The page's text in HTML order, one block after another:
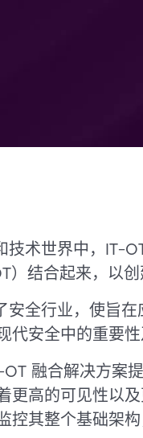
技术世界中，IT-
）结合起来，以
安全行业，使旨
代安全中的重要性
OT 融合解决方案
更高的可见性以
控其整个基础架